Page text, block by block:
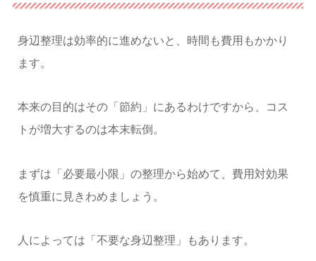
身辺整理は効率的に進めないと、時間も費用もかかり
ます。
本来の目的はその「節約」にあるわけですから、コス
トが増大するのは本末転倒。
まずは「必要最小限」の整理から始めて、費用対効果
を慎重に見きわめましょう。
人によっては「不要な身辺整理」もあります。